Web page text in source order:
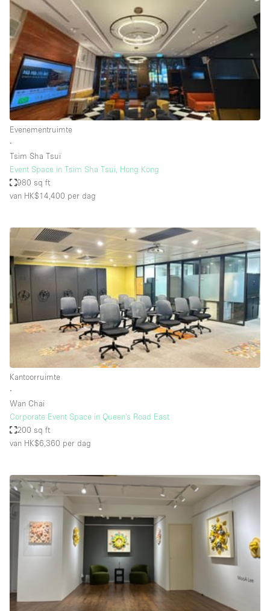
Animals Friendly
Audio- en videoapparatuur
Auto display
Badkamer
Bar
Begane grond
Concierge
Daglicht
Dakterras
Elektriciteit
Etalage
Haussmann-stijl
Industrieel
Internet
Kantoorbenodigdheden
Kledingrek
Leefruimte
Lift
Meubilair
Paskamers
Privé-parkeerplaats
Schitterend uitzicht
Smoking Area
Evenementruimte
∙
Tsim Sha Tsui
Event Space in Tsim Sha Tsui, Hong Kong
980 sq ft
van HK$14,400 per dag
Kantoorruimte
∙
Wan Chai
Corporate Event Space in Queen's Road East
200 sq ft
van HK$6,360 per dag